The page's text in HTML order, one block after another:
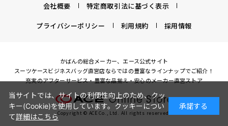
会社概要 特定商取引法に基づく表示
プライバシーポリシー 利用規約 採用情報
かばんの総合メーカー、エース公式サイト
スーツケースビジネスバッグ直営店ならではの豊富なラインナップでご紹介！
充実のアフターサービス・豊富な品揃え・安心のメーカー直営ストア
Copyright © ACE Co., Ltd. All rights reserved.
当サイトでは、サイトの利便性向上のため、クッ
キー(Cookie)を使用しています。クッキーについ
て詳細はこちら
承諾する